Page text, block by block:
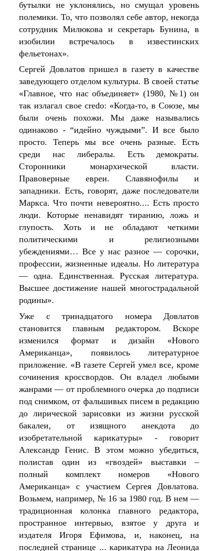
бутылки не уклонялись, но смущал уровень
полемики. То, что позволял себе автор, некогда
сотрудник Милюкова и секретарь Бунина, в
изобилии встречалось в известинских
фельетонах».
Сергей Довлатов пришел в газету в качестве
заведующего отделом культуры. В своей статье
«Главное, что нас объединяет» (1980, №1) он
так излагал свое credo: «Когда-то, в Союзе, мы
были очень похожи. Мы даже назывались
одинаково - “идейно чуждыми”. И все было
просто. Теперь мы все очень разные. Есть
среди нас либералы. Есть демократы.
Сторонники монархической власти.
Правоверные евреи. Славянофилы и
западники. Есть, говорят, даже последователи
Маркса. Что почти невероятно.... Есть просто
люди. Которые ненавидят тиранию, ложь и
глупость. Хоть и не обладают четкими
политическими и религиозными
убеждениями… Все у нас разное — сорочки,
профессии, жизненные идеалы. Но литература
— одна. Единственная. Русская литература.
Высшее достижение нашей многострадальной
родины».
Уже с тринадцатого номера Довлатов
становится главным редактором. Вскоре
изменился формат и дизайн «Нового
Американца», появилось литературное
приложение. «В газете Сергей умел все, кроме
сочинения кроссвордов. Он владел любыми
жанрами — от проблемного очерка до подписи
под снимком, от фальшивых писем в редакцию
до лирической зарисовки из жизни русской
бакалеи, от изящного анекдота до
изобретательной карикатуры» - говорит
Александр Генис. В этом можно убедиться,
полистав один из «гвоздей» выставки –
полный комплект номеров «Нового
Американца» с участием Сергея Довлатова.
Возьмем, например, № 16 за 1980 год. В нем —
традиционная колонка главного редактора,
пространное интервью, взятое у друга и
издателя Игоря Ефимова, и, наконец, на
последней странице ... карикатура на Леонида